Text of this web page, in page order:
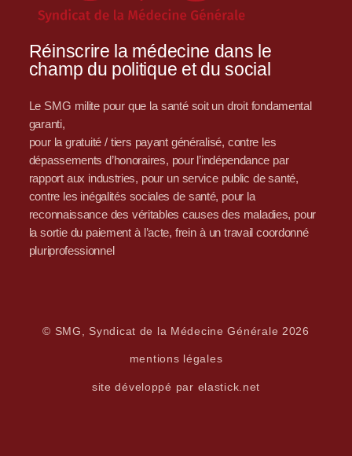
Réinscrire la médecine dans le
champ du politique et du social
Le SMG milite pour que la santé soit un droit fondamental
garanti,
pour la gratuité / tiers payant généralisé, contre les
dépassements d’honoraires, pour l’indépendance par
rapport aux industries, pour un service public de santé,
contre les inégalités sociales de santé, pour la
reconnaissance des véritables causes des maladies, pour
la sortie du paiement à l’acte, frein à un travail coordonné
pluriprofessionnel
© SMG, Syndicat de la Médecine Générale 2026
mentions légales
site développé par elastick.net